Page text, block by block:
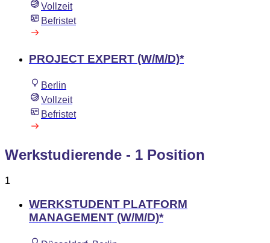
Vollzeit
Befristet
PROJECT EXPERT (W/M/D)*
Berlin
Vollzeit
Befristet
Werkstudierende - 1 Position
1
WERKSTUDENT PLATFORM
MANAGEMENT (W/M/D)*